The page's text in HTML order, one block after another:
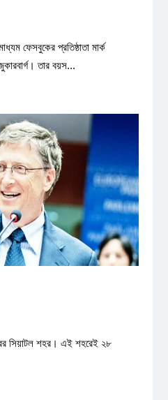
ফেসবুকের প্রতিষ্ঠাতা মার্ক
তার বয়স...
সিয়াটল শহর। এই শহরেই ২৮